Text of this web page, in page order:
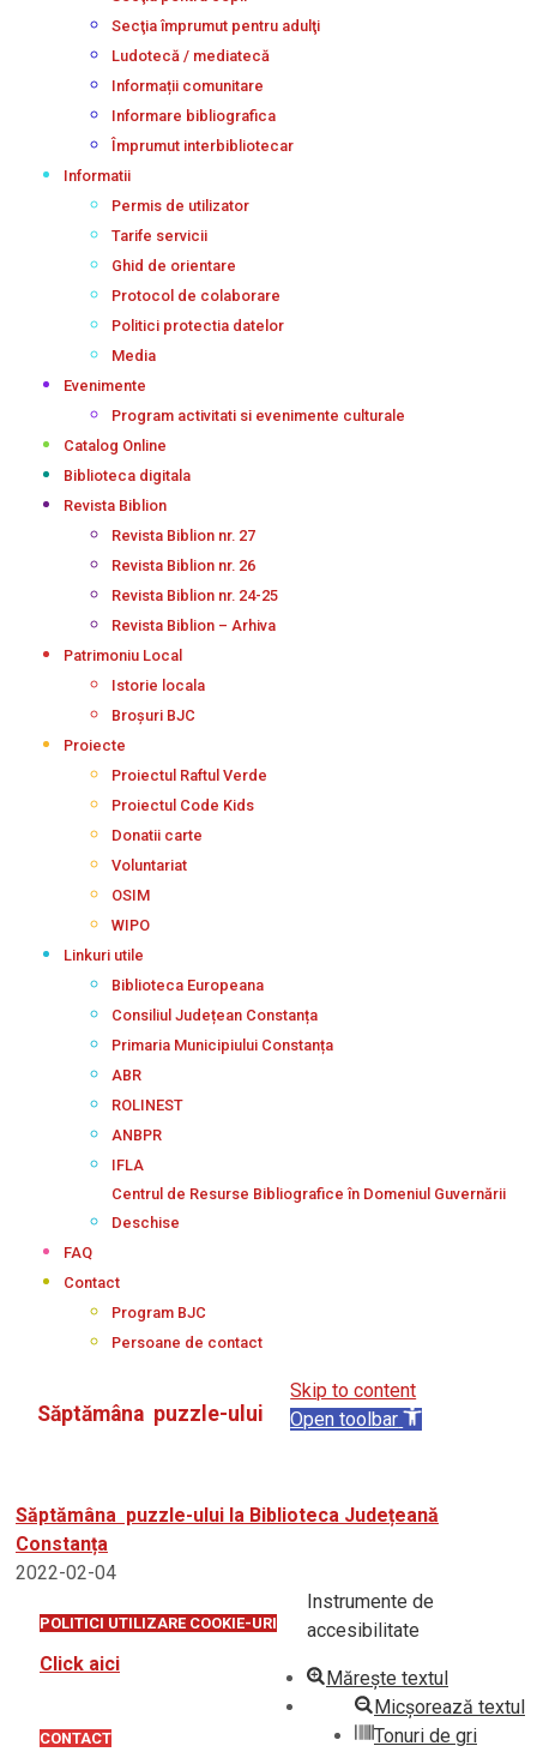
Secţia împrumut pentru adulţi
Ludotecă / mediatecă
Informații comunitare
Informare bibliografica
Împrumut interbibliotecar
Informatii
Permis de utilizator
Tarife servicii
Ghid de orientare
Protocol de colaborare
Politici protectia datelor
Media
Evenimente
Program activitati si evenimente culturale
Catalog Online
Biblioteca digitala
Revista Biblion
Revista Biblion nr. 27
Revista Biblion nr. 26
Revista Biblion nr. 24-25
Revista Biblion – Arhiva
Patrimoniu Local
Istorie locala
Broșuri BJC
Proiecte
Proiectul Raftul Verde
Proiectul Code Kids
Donatii carte
Voluntariat
OSIM
WIPO
Linkuri utile
Biblioteca Europeana
Consiliul Județean Constanța
Primaria Municipiului Constanța
ABR
ROLINEST
ANBPR
IFLA
Centrul de Resurse Bibliografice în Domeniul Guvernării
Deschise
FAQ
Contact
Program BJC
Persoane de contact
Săptămâna puzzle-ului
Săptămâna puzzle-ului la Biblioteca Județeană
Constanța
2022-02-04
POLITICI UTILIZARE COOKIE-URI
Click aici
CONTACT
Skip to content
Open toolbar
Instrumente de
accesibilitate
Mărește textul
Micșorează textul
Tonuri de gri